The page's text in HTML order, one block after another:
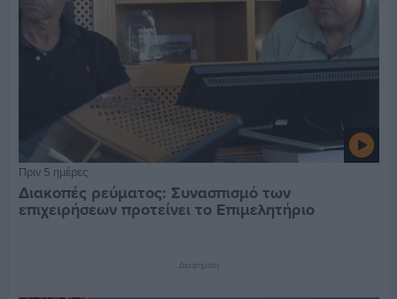
Πριν 5 ημέρες
Διακοπές ρεύματος: Συνασπισμό των
επιχειρήσεων προτείνει το Επιμελητήριο
Διαφήμιση